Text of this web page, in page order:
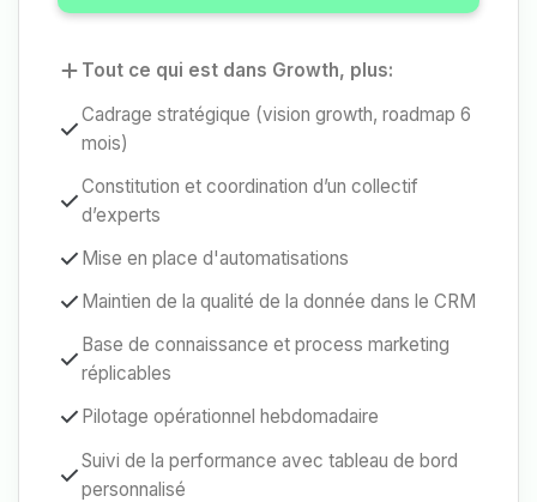
Tout ce qui est dans Growth, plus:
Cadrage stratégique (vision growth, roadmap 6
mois)
Constitution et coordination d’un collectif
d’experts
Mise en place d'automatisations
Maintien de la qualité de la donnée dans le CRM
Base de connaissance et process marketing
réplicables
Pilotage opérationnel hebdomadaire
Suivi de la performance avec tableau de bord
personnalisé